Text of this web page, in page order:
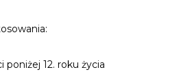
poniżej 12. roku życia